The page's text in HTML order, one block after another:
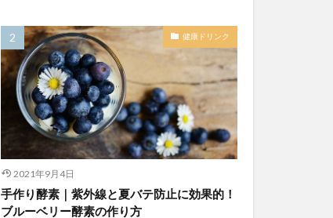
健康ドリンク
2021年9月4日
手作り酵素｜紫外線と夏バテ防止に効果的！
ブルーベリー酵素の作り方